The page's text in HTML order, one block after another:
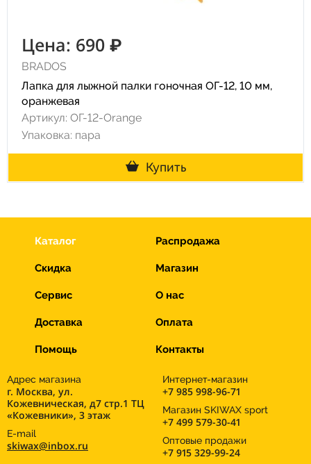
Цена: 690 ₽
BRADOS
Лапка для лыжной палки гоночная ОГ-12, 10 мм,
оранжевая
Артикул: ОГ-12-Orange
Упаковка: пара
Купить
Каталог Распродажа
Скидка Магазин
Сервис О нас
Доставка Оплата
Помощь Контакты
Адрес магазина
г. Москва, ул.
Кожевническая, д7 стр.1 ТЦ
«Кожевники», 3 этаж
E-mail
skiwax@inbox.ru
Интернет-магазин
+7 985 998-96-71
Магазин SKIWAX sport
+7 499 579-30-41
Оптовые продажи
+7 915 329-99-24